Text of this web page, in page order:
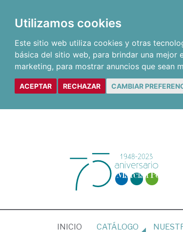
Utilizamos cookies
Este sitio web utiliza cookies y otras
básica del sitio web, para brindar una mejor
marketing, para mostrar anuncios que sean
ACEPTAR RECHAZAR CAMBIAR
INICIO (CURRENT)
CATÁLOGO